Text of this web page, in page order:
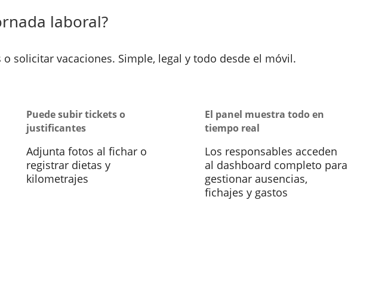
laboral?
solicitar vacaciones. Simple, legal y todo desde el móvil.
Puede subir tickets o
justificantes
Adjunta fotos al fichar o
registrar dietas y
kilometrajes
El panel muestra todo en
tiempo real
Los responsables acceden
al dashboard completo para
gestionar ausencias,
fichajes y gastos